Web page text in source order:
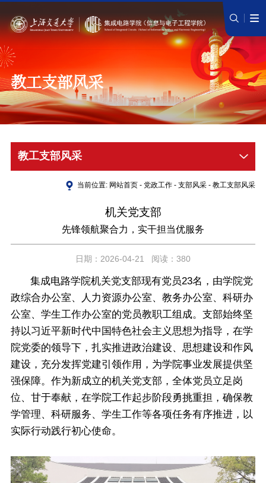
教工支部风采
教工支部风采
当前位置: 网站首页 -党政工作 -支部风采 -教工支部风采
机关党支部
先锋领航聚合力，实干担当优服务
日期：2026-04-21 阅读：380
集成电路学院机关党支部现有党员23名，由学院党
政综合办公室、人力资源办公室、教务办公室、科研办
公室、学生工作办公室的党员教职工组成。支部始终坚
持以习近平新时代中国特色社会主义思想为指导，在学
院党委的领导下，扎实推进政治建设、思想建设和作风
建设，充分发挥党建引领作用，为学院事业发展提供坚
强保障。作为新成立的机关党支部，全体党员立足岗
位、甘于奉献，在学院工作起步阶段勇挑重担，确保教
学管理、科研服务、学生工作等各项任务有序推进，以
实际行动践行初心使命。